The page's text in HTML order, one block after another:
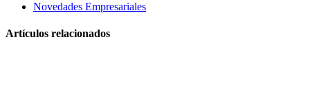
Novedades Empresariales
Artículos relacionados